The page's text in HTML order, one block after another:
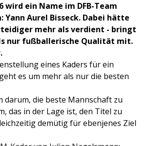
wird ein Name im DFB-Team
Yann Aurel Bisseck. Dabei hätte
mehr als verdient - bringt
nur fußballerische Qualität mit.
eines Kaders für ein
es um mehr als nur die besten
darum, die beste Mannschaft zu
das in der Lage ist, den Titel zu
demütig für ebenjenes Ziel